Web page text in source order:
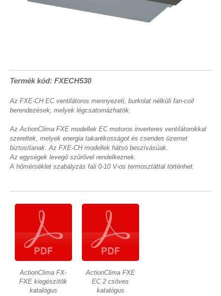
Termék kód: FXECH530
Az FXE-CH EC ventilátoros mennyezeti, burkolat nélküli fan-coil
berendezések, melyek légcsatornázhatók.
Az ActionClima FXE modellek EC motoros inverteres ventilátorokkal
szereltek, melyek energia takarékosságot és csendes üzemet
biztosítanak. Az FXE-CH modellek hátsó beszívásúak.
Az egységek levegő szűrővel rendelkeznek.
A hőmérséklet szabályzás fali 0-10 V-os termosztáttal történhet.
ActionClima FX-
FXE kiegészítők
katalógus
ActionClima FXE
EC 2 csöves
katalógus